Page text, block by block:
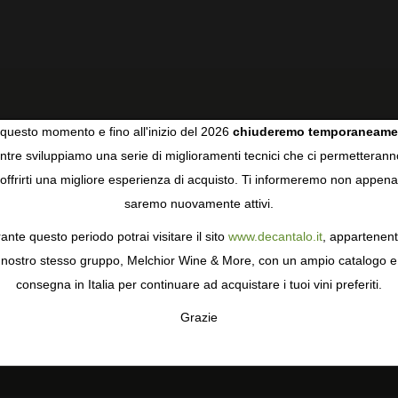
RECENSIONI DEGLI UTENTI
1,0 5
4
2
COOKIES
come i cookie per personalizzare e mejorar la tua
sulla privacy
per saperne di più, o gestisci le tue
Consenso.
momento e fino all'inizio del 2026 chiuderemo
sviluppiamo una serie di miglioramenti tecnici che ci
offrirti una migliore esperienza di acquisto. Ti informeremo non appena
saremo nuovamente attivi.
questo periodo potrai visitare il sito www.decantalo.it,
nostro stesso gruppo, Melchior Wine & More, con un ampio catalogo e
consegna in Italia per continuare ad acquistare i tuoi vini preferiti.
Grazie